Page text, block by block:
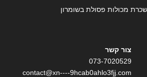
מכולות פסולת בשומרון
צור קשר
073-7020529
contact@xn----9hcab0ahlo3fjj.com